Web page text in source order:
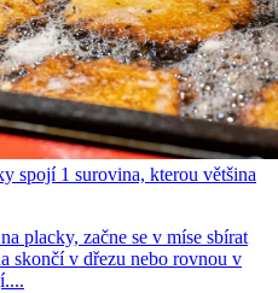
spojí 1 surovina, kterou většina
placky, začne se v míse sbírat
skončí v dřezu nebo rovnou v